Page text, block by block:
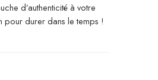
d’authenticité à votre
pour durer dans le temps !